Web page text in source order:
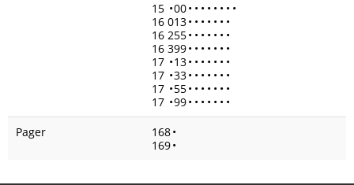
15 •00• • • • • • • •
16 013• • • • • • •
16 255• • • • • • •
16 399• • • • • • •
17 •13• • • • • • •
17 •33• • • • • • •
17 •55• • • • • • •
17 •99• • • • • • •
Pager
168•
169•